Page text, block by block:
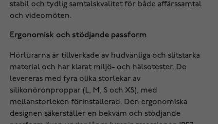
stabil och tydlig samtalskvalitet för både affärssamtal
och videomöten.
Ergonomisk och stödjande passform
Hörlurarna är tillverkade av hudvänliga och slitstarka
material och har klarat miljö- och hälsotester. De
levereras med fyra olika storlekar av
silikonöronproppar (L, M, S och XS), med
mellanstorleken förinstallerad. Den ergonomiska
designen säkerställer en bekväm och stödjande